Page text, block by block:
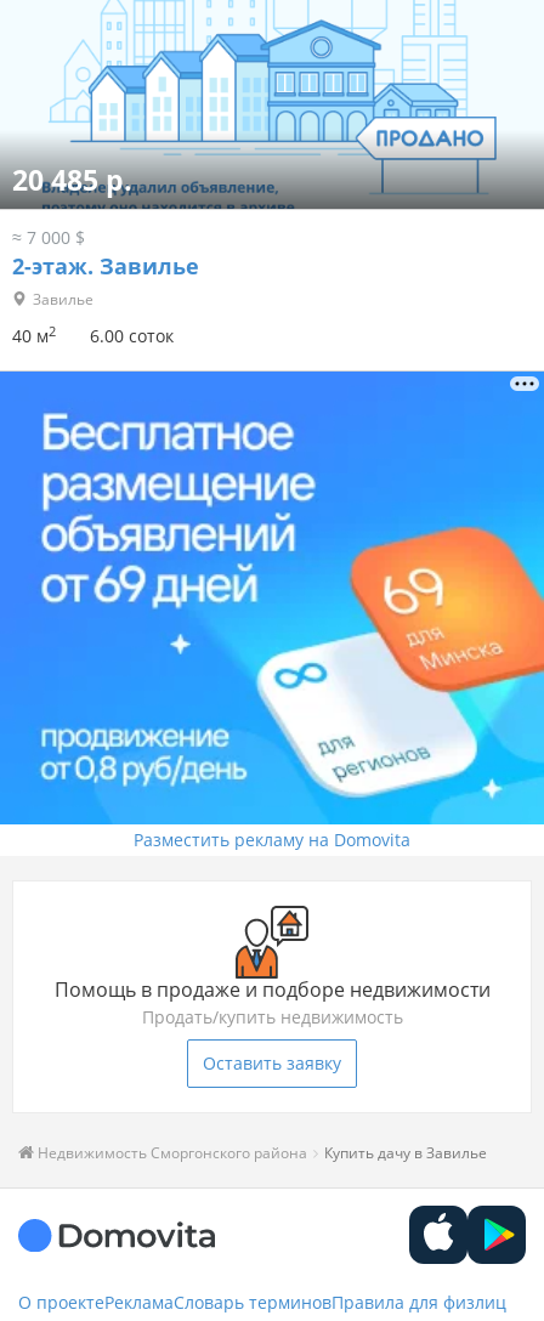
20 485 р.
≈ 7 000 $
2-этаж. Завилье
Завилье
40 м2 6.00 соток
Разместить рекламу на Domovita
Помощь в продаже и подборе недвижимости
Продать/купить недвижимость
Оставить заявку
Недвижимость Сморгонского района Купить дачу в Завилье
О проектеРекламаСловарь терминовПравила для физлиц